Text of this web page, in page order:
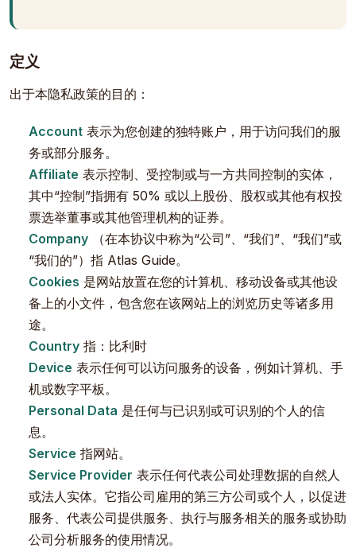
定义
出于本隐私政策的目的：
Account 表示为您创建的独特账户，用于访问我们的服
务或部分服务。
Affiliate 表示控制、受控制或与一方共同控制的实体，
其中“控制”指拥有 50% 或以上股份、股权或其他有权投
票选举董事或其他管理机构的证券。
Company （在本协议中称为“公司”、“我们”、“我们”或
“我们的”）指 Atlas Guide。
Cookies 是网站放置在您的计算机、移动设备或其他设
备上的小文件，包含您在该网站上的浏览历史等诸多用
途。
Country 指：比利时
Device 表示任何可以访问服务的设备，例如计算机、手
机或数字平板。
Personal Data 是任何与已识别或可识别的个人的信
息。
Service 指网站。
Service Provider 表示任何代表公司处理数据的自然人
或法人实体。它指公司雇用的第三方公司或个人，以促进
服务、代表公司提供服务、执行与服务相关的服务或协助
公司分析服务的使用情况。